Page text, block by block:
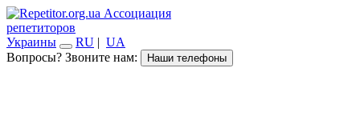
Ассоциация
репетиторов
Украины
RU | UA
Вопросы? Звоните нам:
Наши телефоны